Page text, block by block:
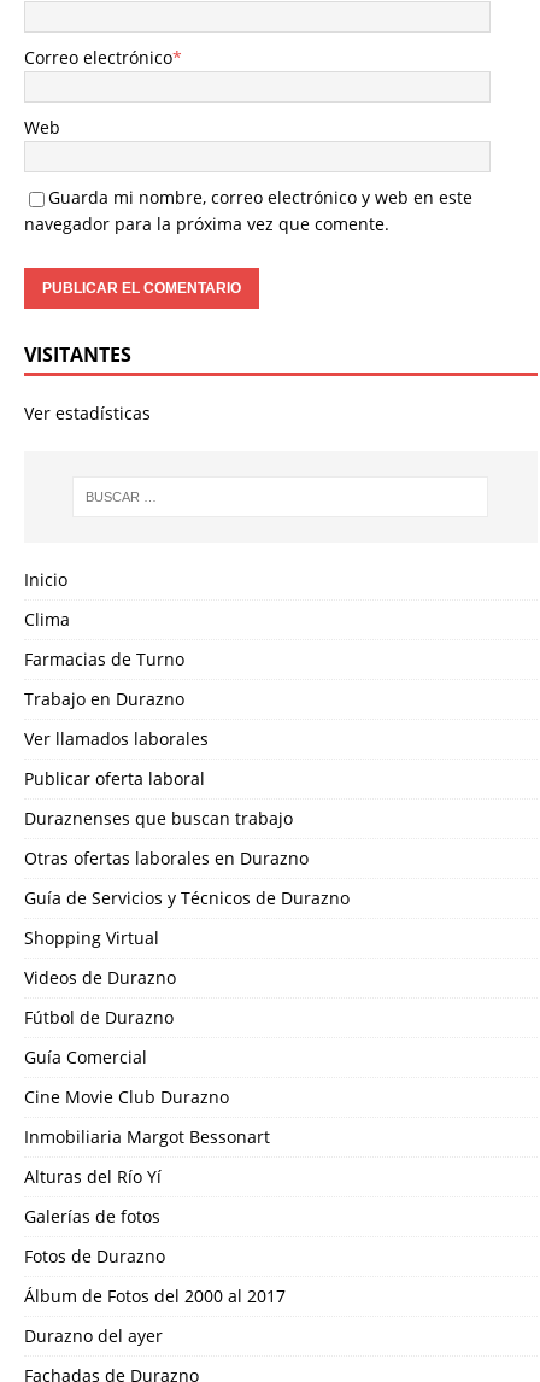
Correo electrónico*
Web
Guarda mi nombre, correo electrónico y web en este
navegador para la próxima vez que comente.
VISITANTES
Ver estadísticas
Inicio
Clima
Farmacias de Turno
Trabajo en Durazno
Ver llamados laborales
Publicar oferta laboral
Duraznenses que buscan trabajo
Otras ofertas laborales en Durazno
Guía de Servicios y Técnicos de Durazno
Shopping Virtual
Videos de Durazno
Fútbol de Durazno
Guía Comercial
Cine Movie Club Durazno
Inmobiliaria Margot Bessonart
Alturas del Río Yí
Galerías de fotos
Fotos de Durazno
Álbum de Fotos del 2000 al 2017
Durazno del ayer
Fachadas de Durazno